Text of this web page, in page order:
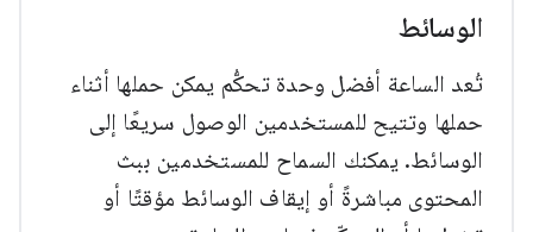
الوسائط
تُعد الساعة أفضل وحدة تحكُّم يمكن حملها أثناء
حملها وتتيح للمستخدمين الوصول سريعًا إلى
الوسائط. يمكنك السماح للمستخدمين ببث
المحتوى مباشرةً أو إيقاف الوسائط مؤقتًا أو